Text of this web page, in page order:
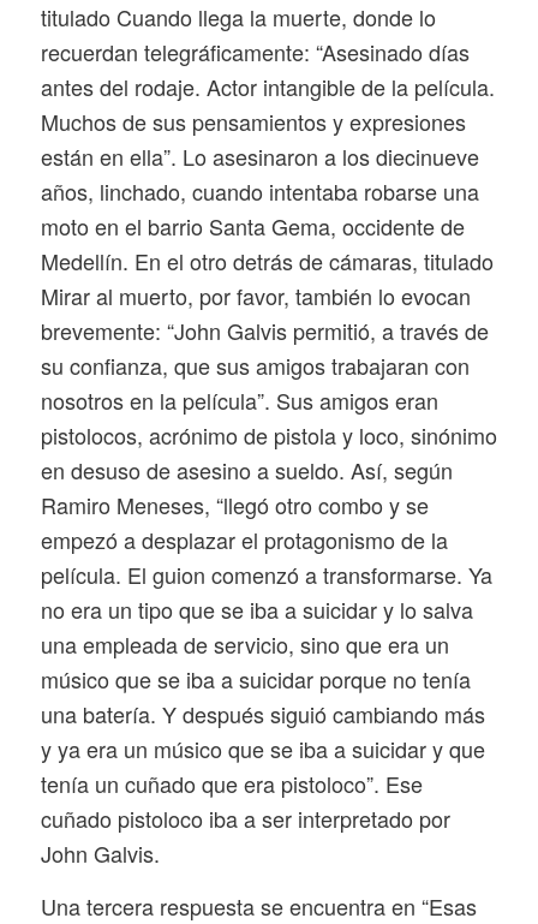
titulado Cuando llega la muerte, donde lo
recuerdan telegráficamente: “Asesinado días
antes del rodaje. Actor intangible de la película.
Muchos de sus pensamientos y expresiones
están en ella”. Lo asesinaron a los diecinueve
años, linchado, cuando intentaba robarse una
moto en el barrio Santa Gema, occidente de
Medellín. En el otro detrás de cámaras, titulado
Mirar al muerto, por favor, también lo evocan
brevemente: “John Galvis permitió, a través de
su confianza, que sus amigos trabajaran con
nosotros en la película”. Sus amigos eran
pistolocos, acrónimo de pistola y loco, sinónimo
en desuso de asesino a sueldo. Así, según
Ramiro Meneses, “llegó otro combo y se
empezó a desplazar el protagonismo de la
película. El guion comenzó a transformarse. Ya
no era un tipo que se iba a suicidar y lo salva
una empleada de servicio, sino que era un
músico que se iba a suicidar porque no tenía
una batería. Y después siguió cambiando más
y ya era un músico que se iba a suicidar y que
tenía un cuñado que era pistoloco”. Ese
cuñado pistoloco iba a ser interpretado por
John Galvis.
Una tercera respuesta se encuentra en “Esas